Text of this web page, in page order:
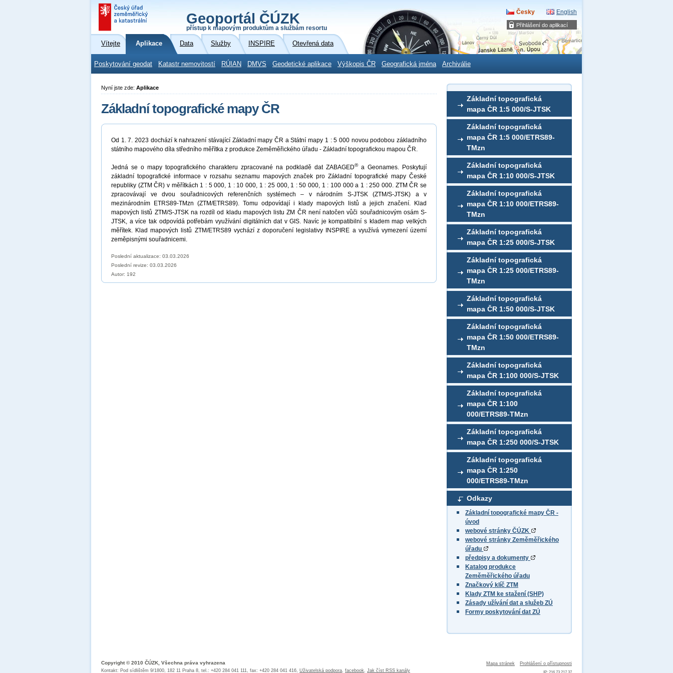
Přihlášení do aplikací
Geoportál ČÚZK
přístup k mapovým produktům a službám resortu
Česky English
Vítejte Aplikace Data Služby INSPIRE Otevřená data
Poskytování geodat Katastr nemovitostí RÚIAN DMVS Geodetické aplikace Výškopis ČR Geografická jména Archiválie
Základní topografická
mapa ČR 1:5 000/S-JTSK
Základní topografická
mapa ČR 1:5 000/ETRS89-
TMzn
Základní topografická
mapa ČR 1:10 000/S-JTSK
Základní topografická
mapa ČR 1:10 000/ETRS89-
TMzn
Základní topografická
mapa ČR 1:25 000/S-JTSK
Základní topografická
mapa ČR 1:25 000/ETRS89-
TMzn
Základní topografická
mapa ČR 1:50 000/S-JTSK
Základní topografická
mapa ČR 1:50 000/ETRS89-
TMzn
Základní topografická
mapa ČR 1:100 000/S-JTSK
Základní topografická
mapa ČR 1:100
000/ETRS89-TMzn
Základní topografická
mapa ČR 1:250 000/S-JTSK
Základní topografická
mapa ČR 1:250
000/ETRS89-TMzn
Odkazy
Základní topografické mapy ČR -
úvod
webové stránky ČÚZK
webové stránky Zeměměřického
úřadu
předpisy a dokumenty
Katalog produkce
Zeměměřického úřadu
Značkový klíč ZTM
Klady ZTM ke stažení (SHP)
Zásady užívání dat a služeb ZÚ
Formy poskytování dat ZÚ
Nyní jste zde: Aplikace
Základní topografické mapy ČR
Od 1. 7. 2023 dochází k nahrazení stávající Základní mapy ČR a Státní mapy 1 : 5 000 novou podobou základního
státního mapového díla středního měřítka z produkce Zeměměřického úřadu - Základní topografickou mapou ČR.
Jedná se o mapy topografického charakteru zpracované na podkladě dat ZABAGED®a Geonames. Poskytují
základní topografické informace v rozsahu seznamu mapových značek pro Základní topografické mapy České
republiky (ZTM ČR) v měřítkách 1 : 5 000, 1 : 10 000, 1 : 25 000, 1 : 50 000, 1 : 100 000 a 1 : 250 000. ZTM ČR se
zpracovávají ve dvou souřadnicových referenčních systémech – v národním S-JTSK (ZTM/S-JTSK) a v
mezinárodním ETRS89-TMzn (ZTM/ETRS89). Tomu odpovídají i klady mapových listů a jejich značení. Klad
mapových listů ZTM/S-JTSK na rozdíl od kladu mapových listu ZM ČR není natočen vůči souřadnicovým osám S-
JTSK, a více tak odpovídá potřebám využívání digitálních dat v GIS. Navíc je kompatibilní s kladem map velkých
měřítek. Klad mapových listů ZTM/ETRS89 vychází z doporučení legislativy INSPIRE a využívá vymezení území
zeměpisnými souřadnicemi.
Poslední aktualizace: 03.03.2026
Poslední revize: 03.03.2026
Autor: 192
Mapa stránek Prohlášení o přístupnosti
Copyright © 2010 ČÚZK, Všechna práva vyhrazena
Kontakt: Pod sídlištěm 9/1800, 182 11 Praha 8, tel.: +420 284 041 111, fax: +420 284 041 416, Uživatelská podpora, facebook, Jak číst RSS kanály